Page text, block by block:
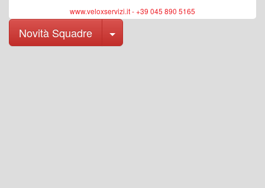
www.veloxservizi.it - +39 045 890 5165
Novità Squadre Toggle Dropdown